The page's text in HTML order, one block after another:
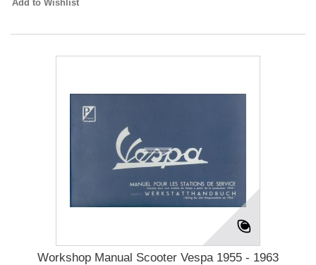
Add to Wishlist
Workshop Manual Scooter Vespa 1955 - 1963